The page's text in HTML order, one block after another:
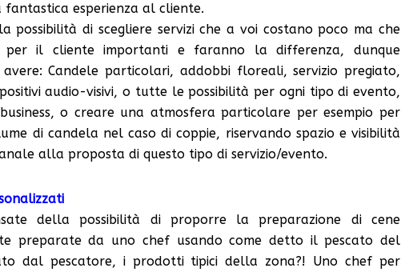
fantastica esperienza al cliente.
possibilità di scegliere servizi che a voi costano poco ma che
per il cliente importanti e faranno la differenza, dunque
Candele particolari, addobbi floreali, servizio pregiato,
audio-visivi, o tutte le possibilità per ogni tipo di evento,
o creare una atmosfera particolare per esempio per
di candela nel caso di coppie, riservando spazio e visibilità
alla proposta di questo tipo di servizio/evento.
della possibilità di proporre la preparazione di cene
preparate da uno chef usando come detto il pescato del
dal pescatore, i prodotti tipici della zona?! Uno chef per